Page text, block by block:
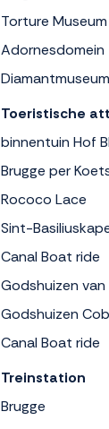
Torture
Adornesdomein
Diamantmuseum
Toeristische
binnentuin Hof
Brugge per
Rococo Lace
Sint-
Canal Boat ride
Godshuizen
Godshuizen
Canal Boat ride
Treinstation
Brugge